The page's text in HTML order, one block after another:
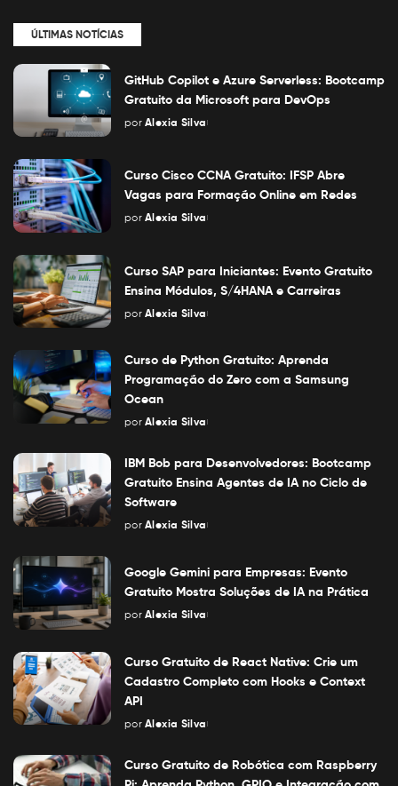
ÚLTIMAS NOTÍCIAS
GitHub Copilot e Azure Serverless: Bootcamp
Gratuito da Microsoft para DevOps
Posted
por Alexia Silva
Curso Cisco CCNA Gratuito: IFSP Abre
Vagas para Formação Online em Redes
Posted
por Alexia Silva
Curso SAP para Iniciantes: Evento Gratuito
Ensina Módulos, S/4HANA e Carreiras
Posted
por Alexia Silva
Curso de Python Gratuito: Aprenda
Programação do Zero com a Samsung
Ocean
Posted
por Alexia Silva
IBM Bob para Desenvolvedores: Bootcamp
Gratuito Ensina Agentes de IA no Ciclo de
Software
Posted
por Alexia Silva
Google Gemini para Empresas: Evento
Gratuito Mostra Soluções de IA na Prática
Posted
por Alexia Silva
Curso Gratuito de React Native: Crie um
Cadastro Completo com Hooks e Context
API
Posted
por Alexia Silva
Curso Gratuito de Robótica com Raspberry